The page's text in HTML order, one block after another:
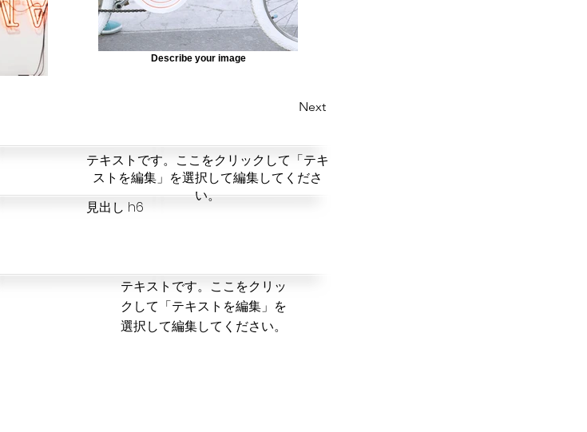
Describe your image
Next
テキストです。ここをクリックして「テキ
ストを編集」を選択して編集してくださ
い。
見出し h6
テキストです。ここをクリッ
クして「テキストを編集」を
選択して編集してください。